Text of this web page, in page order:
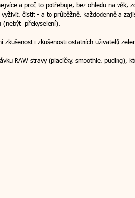
a proč to potřebuje, bez ohledu na věk,
čistit - a to průběžně, každodenně a
(nebýt  překyselení).
zkušenost i zkušenosti ostatních uživatelů
RAW stravy (placičky, smoothie, puding),